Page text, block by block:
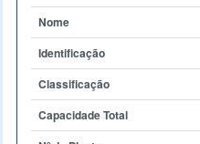
Nome
Identificação
Classificação
Capacidade Total